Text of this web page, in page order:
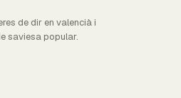
de dir en valencià i
saviesa popular.